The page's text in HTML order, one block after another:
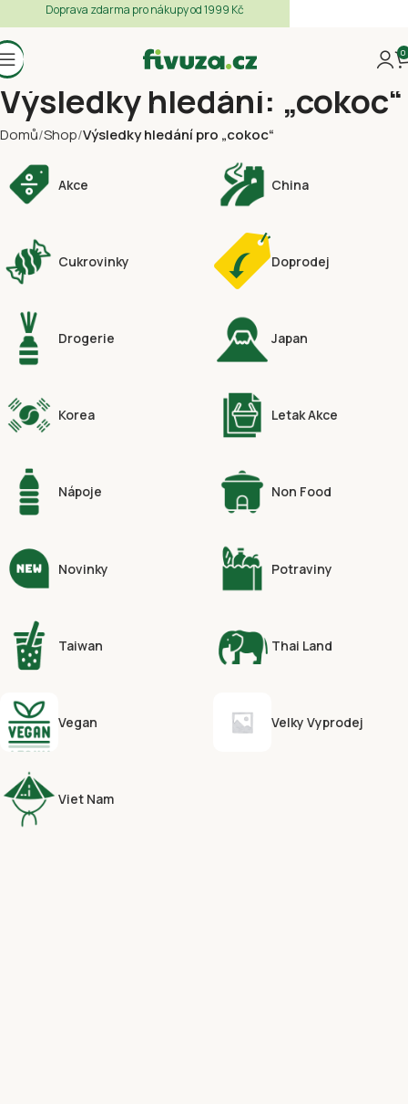
0
Výsledky hledání: „cokoc“
Domů Shop Výsledky hledání pro „cokoc“
Akce China
Cukrovinky Doprodej
Drogerie Japan
Korea Letak Akce
Nápoje Non Food
Novinky Potraviny
Taiwan Thai Land
Vegan Velky Vyprodej
Viet Nam
Doprava zdarma pro nákupy od 1999 Kč